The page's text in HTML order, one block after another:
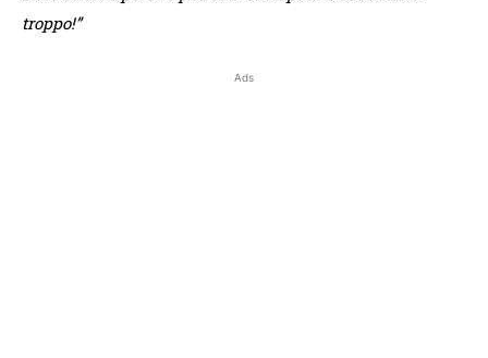
troppo!”
Ads